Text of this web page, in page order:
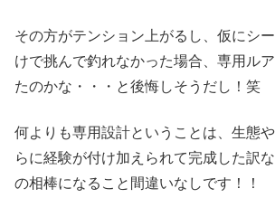
その方がテンション上がるし、仮にシ
けで挑んで釣れなかった場合、専用ル
たのかな・・・と後悔しそうだし！笑
何よりも専用設計ということは、生態
らに経験が付け加えられて完成した訳
の相棒になること間違いなしです！！